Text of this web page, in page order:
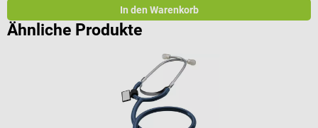
In den Warenkorb
Ähnliche Produkte